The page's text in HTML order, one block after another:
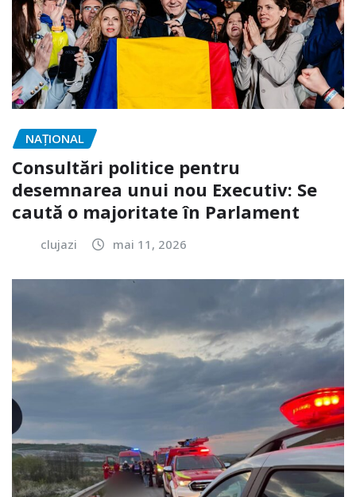
NAŢIONAL
Consultări politice pentru
desemnarea unui nou Executiv: Se
caută o majoritate în Parlament
clujazi mai 11, 2026